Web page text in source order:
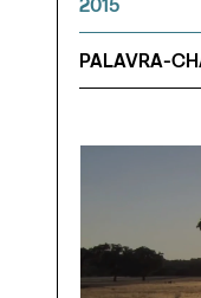
2015